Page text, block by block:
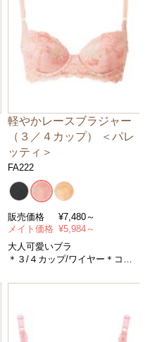
軽やかレースブラジャー
（３／４カップ） ＜パレ
ッティ＞
FA222
販売価格 ¥7,480～
メイト価格 ¥5,984～
大人可愛いブラ
＊３/４カップ/ワイヤー＊コン
～Ｅカップ・アンダー７０～８